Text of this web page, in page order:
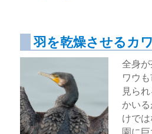
羽を乾燥させるカ
全身
ワウ
見ら
かい
けで